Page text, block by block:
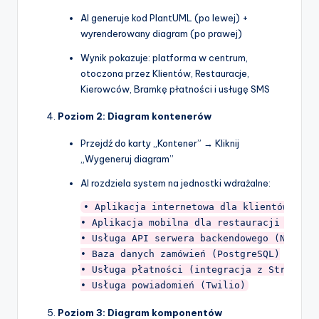
AI generuje kod PlantUML (po lewej) +
wyrenderowany diagram (po prawej)
Wynik pokazuje: platforma w centrum,
otoczona przez Klientów, Restauracje,
Kierowców, Bramkę płatności i usługę SMS
Poziom 2: Diagram kontenerów
Przejdź do karty „Kontener” → Kliknij
„Wygeneruj diagram”
AI rozdziela system na jednostki wdrażalne:
• Aplikacja internetowa dla klientów
• Aplikacja mobilna dla restauracji
• Usługa API serwera backendowego
• Baza danych zamówień (PostgreSQL)
• Usługa płatności (integracja z Stripe)
Poziom 3: Diagram komponentów